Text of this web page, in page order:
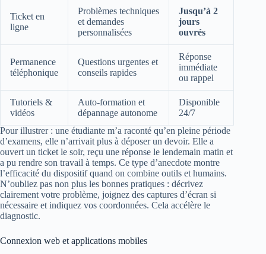
Ticket en
ligne
Problèmes techniques
et demandes
personnalisées
Jusqu’à 2
jours
ouvrés
Permanence
téléphonique
Questions urgentes et
conseils rapides
Réponse
immédiate
ou rappel
Tutoriels &
vidéos
Auto-formation et
dépannage autonome
Disponible
24/7
Pour illustrer : une étudiante m’a raconté qu’en pleine période
d’examens, elle n’arrivait plus à déposer un devoir. Elle a
ouvert un ticket le soir, reçu une réponse le lendemain matin et
a pu rendre son travail à temps. Ce type d’anecdote montre
l’efficacité du dispositif quand on combine outils et humains.
N’oubliez pas non plus les bonnes pratiques : décrivez
clairement votre problème, joignez des captures d’écran si
nécessaire et indiquez vos coordonnées. Cela accélère le
diagnostic.
Connexion web et applications mobiles